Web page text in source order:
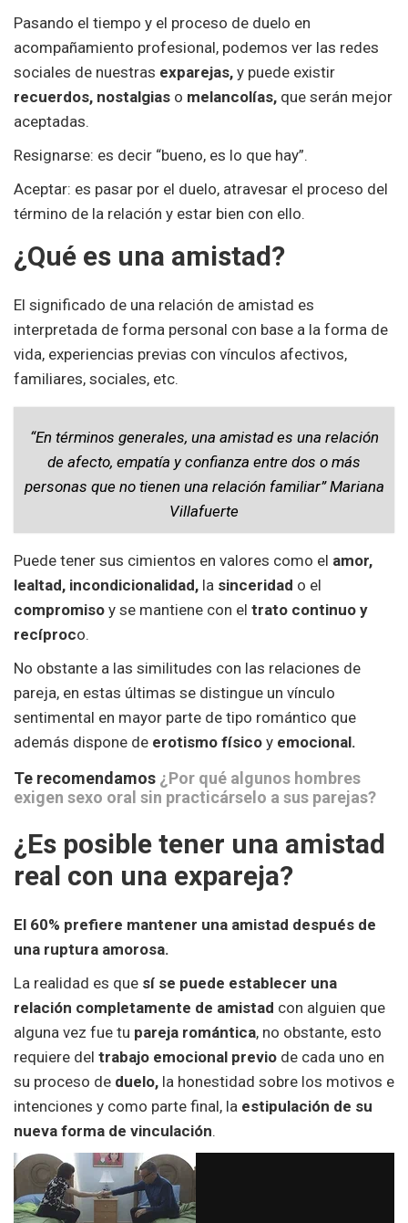
Pasando el tiempo y el proceso de duelo en
acompañamiento profesional, podemos ver las redes
sociales de nuestras exparejas, y puede existir
recuerdos, nostalgias o melancolías, que serán mejor
aceptadas.
Resignarse: es decir “bueno, es lo que hay”.
Aceptar: es pasar por el duelo, atravesar el proceso del
término de la relación y estar bien con ello.
¿Qué es una amistad?
El significado de una relación de amistad es
interpretada de forma personal con base a la forma de
vida, experiencias previas con vínculos afectivos,
familiares, sociales, etc.
“En términos generales, una amistad es una relación
de afecto, empatía y confianza entre dos o más
personas que no tienen una relación familiar” Mariana
Villafuerte
Puede tener sus cimientos en valores como el amor,
lealtad, incondicionalidad, la sinceridad o el
compromiso y se mantiene con el trato continuo y
recíproco.
No obstante a las similitudes con las relaciones de
pareja, en estas últimas se distingue un vínculo
sentimental en mayor parte de tipo romántico que
además dispone de erotismo físico y emocional.
Te recomendamos ¿Por qué algunos hombres
exigen sexo oral sin practicárselo a sus parejas?
¿Es posible tener una amistad
real con una expareja?
El 60% prefiere mantener una amistad después de
una ruptura amorosa.
La realidad es que sí se puede establecer una
relación completamente de amistad con alguien que
alguna vez fue tu pareja romántica, no obstante, esto
requiere del trabajo emocional previo de cada uno en
su proceso de duelo, la honestidad sobre los motivos e
intenciones y como parte final, la estipulación de su
nueva forma de vinculación.